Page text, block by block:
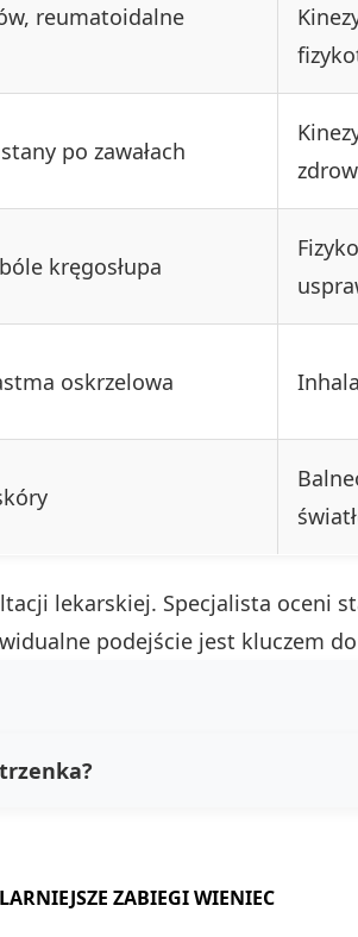
reumatoidalne
po zawałach
kręgosłupa
oskrzelowa
lekarskiej. Specjalista oceni
podejście jest kluczem
ZABIEGI WIENIEC